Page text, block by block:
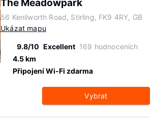
The Meadowpark
56 Kenilworth Road, Stirling, FK9 4RY, GB
Ukázat mapu
9.8/10 Excellent 169 hodnoceních
4.5 km
Připojení Wi-Fi zdarma
Vybrat